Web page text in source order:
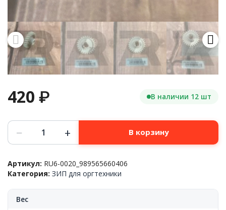
420 ₽ В наличии 12 шт
Количество
товара
Шестерня
вала
26T
− + В корзину
Артикул: RU6-0020_989565660406
Категория: ЗИП для оргтехники
Вес